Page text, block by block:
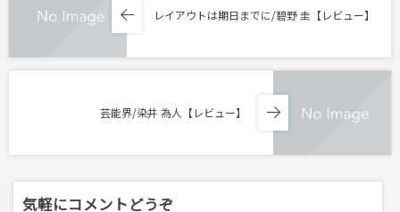
レイアウトは期日までに/碧野 圭【レビュー】
芸能界/染井 為人【レビュー】
気軽にコメントどうぞ